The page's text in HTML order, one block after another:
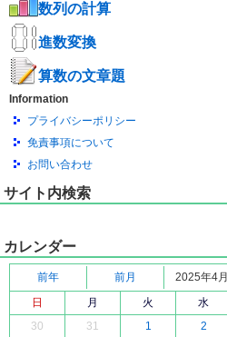
数列の計算
進数変換
算数の文章題
Information
プライバシーポリシー
免責事項について
お問い合わせ
サイト内検索
カレンダー
前年 前月 2025年4月
日
月 火 水
30
31 1 2